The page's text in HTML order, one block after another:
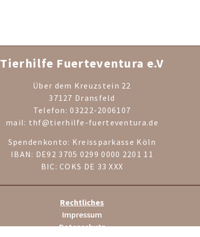
Tierhilfe Fuerteventura e.V
Über dem Kreuzstein 22
37127 Dransfeld
Telefon: 03222-2006107
mail: thf@tierhilfe-fuerteventura.de
Spendenkonto: Kreissparkasse Köln
IBAN: DE92 3705 0299 0000 2201 11
BIC: COKS DE 33 XXX
Rechtliches
Impressum
Datenschutz